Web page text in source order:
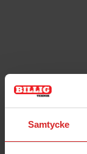
Samtycke